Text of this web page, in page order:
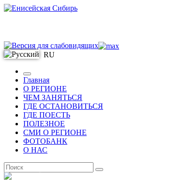
RU
Главная
О РЕГИОНЕ
ЧЕМ ЗАНЯТЬСЯ
ГДЕ ОСТАНОВИТЬСЯ
ГДЕ ПОЕСТЬ
ПОЛЕЗНОЕ
СМИ О РЕГИОНЕ
ФОТОБАНК
О НАС